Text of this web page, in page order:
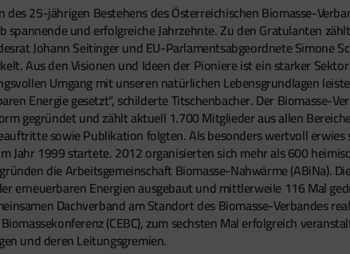
25-jährigen Bestehens des Österreichischen Biomasse-
spannende und erfolgreiche Jahrzehnte. Zu den Gratulanten
Johann Seitinger und EU-Parlamentsabgeordnete Simone
Aus den Visionen und Ideen der Pioniere ist ein starker
Umgang mit unseren natürlichen Lebensgrundlagen
Energie gesetzt“, schilderte Titschenbacher. Der Biomasse-
gegründet und zählt aktuell 1.700 Mitglieder aus allen
sowie Publikation folgten. Als besonders wertvoll
Jahr 1999 startete. 2012 organisierten sich mehr als 600
die Arbeitsgemeinschaft Biomasse-Nahwärme (ABiNa).
erneuerbaren Energien ausgebaut und mittlerweile 116 Mal
Dachverband am Standort des Biomasse-Verbandes
(CEBC), zum sechsten Mal erfolgreich
und deren Leitungsgremien.